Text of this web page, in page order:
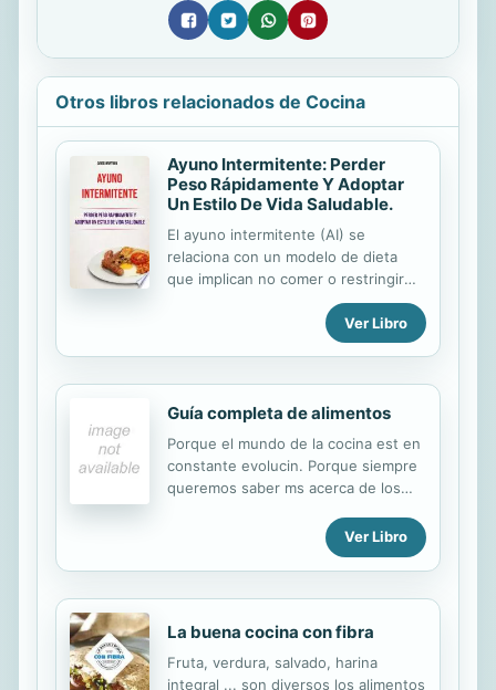
Otros libros relacionados de Cocina
Ayuno Intermitente: Perder
Peso Rápidamente Y Adoptar
Un Estilo De Vida Saludable.
El ayuno intermitente (AI) se
relaciona con un modelo de dieta
que implican no comer o restringir
severamente las calorías durante un
período prolongado de tiempo. Hay
muchos subgrupos de ayunos
variaciones individuales en cuanto a
la duración del ayuno; algunos por
convertido en un tema muy popular
en la comunidad científica debido a
todos los beneficios potenciales que
han sido descubiertos en relación a
la salud y la forma física. ¿Estás
Ver Libro
Guía completa de alimentos
Porque el mundo de la cocina est en
constante evolucin. Porque siempre
queremos saber ms acerca de los
el valor de la comida no es
meramente nutricional. Por estas
razones y otras muchas hemos
creado la Gua completa de
cocina encontrarn informaciones
indispensables acerca de las
Ver Libro
La buena cocina con fibra
Fruta, verdura, salvado, harina
integral ... son diversos los alimentos